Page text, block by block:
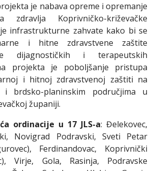
je nabava opreme i opremanje
zdravlja Koprivničko-križevačke
infrastrukturne zahvate kako bi se
i hitne zdravstvene zaštite
dijagnostičkih i terapeutskih
projekta je poboljšanje pristupa
i hitnoj zdravstvenoj zaštiti na
i brdsko-planinskim područjima u
županiji.
ordinacije u 17 JLS-a: Đelekovec,
Novigrad Podravski, Sveti Petar
Ferdinandovac, Koprivnički
Virje, Gola, Rasinja, Podravske